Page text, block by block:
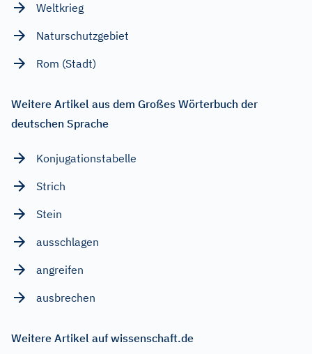
Weltkrieg
Naturschutzgebiet
Rom (Stadt)
Weitere Artikel aus dem Großes Wörterbuch der
deutschen Sprache
Konjugationstabelle
Strich
Stein
ausschlagen
angreifen
ausbrechen
Weitere Artikel auf wissenschaft.de